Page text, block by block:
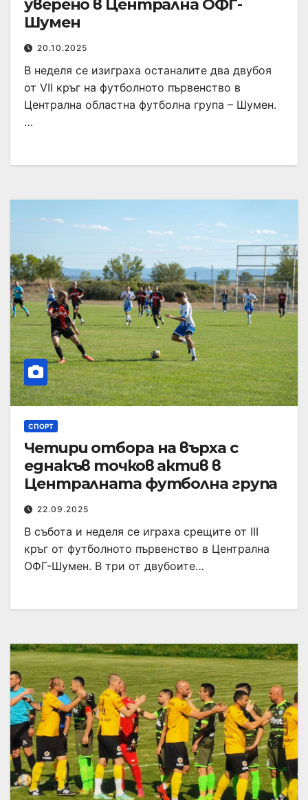
уверено в Централна ОФГ-
Шумен
20.10.2025
В неделя се изиграха останалите два двубоя
от VII кръг на футболното първенство в
Централна областна футболна група – Шумен.
…
СПОРТ
Четири отбора на върха с
еднакъв точков актив в
Централната футболна група
22.09.2025
В събота и неделя се играха срещите от III
кръг от футболното първенство в Централна
ОФГ-Шумен. В три от двубоите…